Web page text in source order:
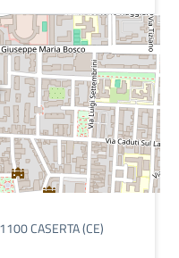
CASERTA (CE)